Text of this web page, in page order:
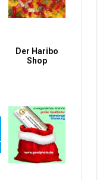
Der Haribo
Shop